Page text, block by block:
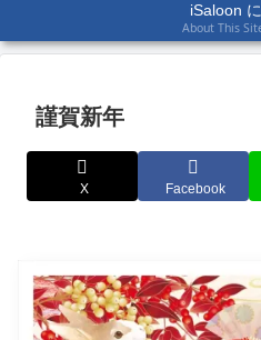
iSaloon
About This
謹賀新年
X Facebook